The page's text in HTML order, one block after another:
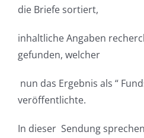
die Briefe sortiert,
inhaltliche Angaben
gefunden, welcher
nun das Ergebnis als “
veröffentlichte.
In dieser Sendung